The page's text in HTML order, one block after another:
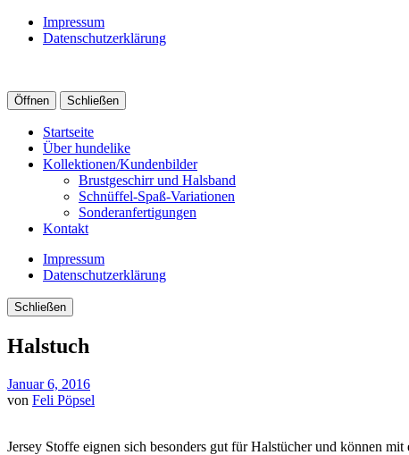
Impressum
Datenschutzerklärung
Öffnen Schließen
Startseite
Über hundelike
Kollektionen/Kundenbilder
Brustgeschirr und Halsband
Schnüffel-Spaß-Variationen
Sonderanfertigungen
Kontakt
Impressum
Datenschutzerklärung
Schließen
Halstuch
Januar 6, 2016
von Feli Pöpsel
Jersey Stoffe eignen sich besonders gut für Halstücher und können